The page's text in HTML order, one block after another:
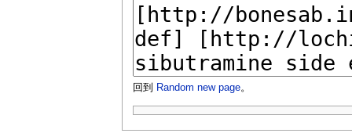
回到 Random new page。